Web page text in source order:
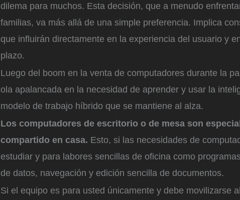
dilema para muchos. Esta decisión, que a menudo
familias, va más allá de una simple preferencia. Implica
que influirán directamente en la experiencia del usuario y
plazo.
Luego del boom en la venta de computadores durante la
ola apalancada en la necesidad de aprender y usar la
modelo de trabajo híbrido que se mantiene al alza.
Los computadores de escritorio o de mesa son
compartido en casa. Esto, si las necesidades de
estudiar y para labores sencillas de oficina como
de datos, navegación y edición sencilla de documentos.
Si el equipo es para usted únicamente y debe movilizarse